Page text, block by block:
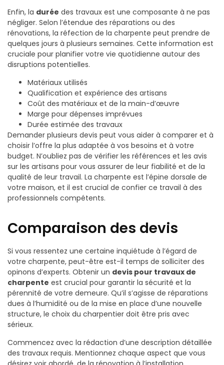
Enfin, la durée des travaux est une composante à ne pas
négliger. Selon l’étendue des réparations ou des
rénovations, la réfection de la charpente peut prendre de
quelques jours à plusieurs semaines. Cette information est
cruciale pour planifier votre vie quotidienne autour des
disruptions potentielles.
Matériaux utilisés
Qualification et expérience des artisans
Coût des matériaux et de la main-d’œuvre
Marge pour dépenses imprévues
Durée estimée des travaux
Demander plusieurs devis peut vous aider à comparer et à
choisir l’offre la plus adaptée à vos besoins et à votre
budget. N’oubliez pas de vérifier les références et les avis
sur les artisans pour vous assurer de leur fiabilité et de la
qualité de leur travail. La charpente est l’épine dorsale de
votre maison, et il est crucial de confier ce travail à des
professionnels compétents.
Comparaison des devis
Si vous ressentez une certaine inquiétude à l’égard de
votre charpente, peut-être est-il temps de solliciter des
opinons d’experts. Obtenir un devis pour travaux de
charpente est crucial pour garantir la sécurité et la
pérennité de votre demeure. Qu’il s’agisse de réparations
dues à l’humidité ou de la mise en place d’une nouvelle
structure, le choix du charpentier doit être pris avec
sérieux.
Commencez avec la rédaction d’une description détaillée
des travaux requis. Mentionnez chaque aspect que vous